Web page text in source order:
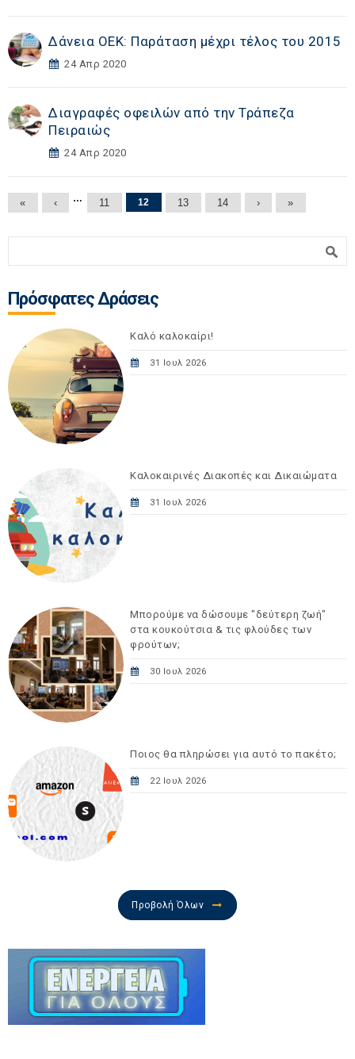
Δάνεια ΟΕΚ: Παράταση μέχρι τέλος του 2015
24 Απρ 2020
Διαγραφές οφειλών από την Τράπεζα
Πειραιώς
24 Απρ 2020
Σελίδες
« ‹ … 11 12 13 14 › »
Πρόσφατες Δράσεις
Καλό καλοκαίρι!
31 Ιουλ 2026
Καλοκαιρινές Διακοπές και Δικαιώματα
31 Ιουλ 2026
Μπορούμε να δώσουμε "δεύτερη ζωή"
στα κουκούτσια & τις φλούδες των
φρούτων;
30 Ιουλ 2026
Ποιος θα πληρώσει για αυτό το πακέτο;
22 Ιουλ 2026
Προβολή Όλων